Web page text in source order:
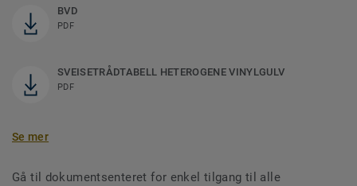
BVD
PDF
SVEISETRÅDTABELL HETEROGENE VINYLGULV
PDF
Se mer
Gå til dokumentsenteret for enkel tilgang til alle